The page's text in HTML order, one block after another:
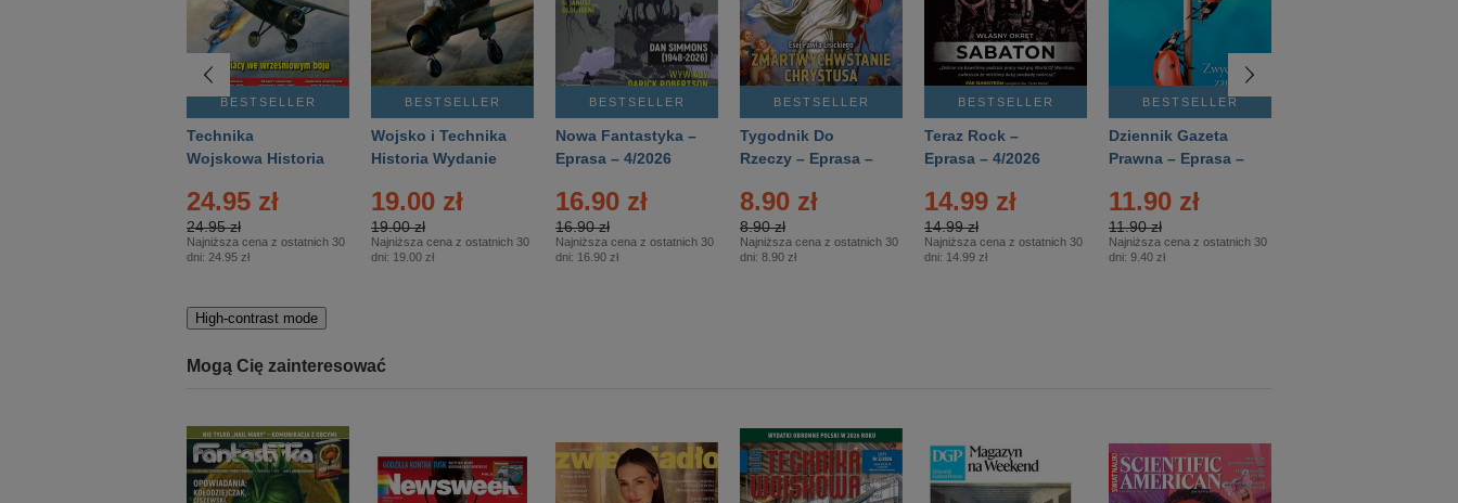
BESTSELLER
Technika
Wojskowa Historia
24.95 zł
24.95 zł
Najniższa cena z ostatnich 30
dni: 24.95 zł
BESTSELLER
Wojsko i Technika
Historia Wydanie
– 2/2026
19.00 zł
19.00 zł
Najniższa cena z ostatnich 30
dni: 19.00 zł
BESTSELLER
Nowa Fantastyka –
Eprasa – 4/2026
16.90 zł
16.90 zł
Najniższa cena z ostatnich 30
dni: 16.90 zł
BESTSELLER
Tygodnik Do
Rzeczy – Eprasa –
8.90 zł
8.90 zł
Najniższa cena z ostatnich 30
dni: 8.90 zł
BESTSELLER
Teraz Rock –
Eprasa – 4/2026
14.99 zł
14.99 zł
Najniższa cena z ostatnich 30
dni: 14.99 zł
BESTSELLER
Dziennik Gazeta
Prawna – Eprasa –
11.90 zł
11.90 zł
Najniższa cena z ostatnich 30
dni: 9.40 zł
High-contrast mode
Mogą Cię zainteresować